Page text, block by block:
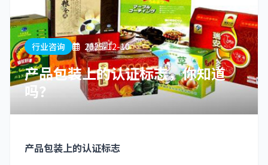
行业咨询 2025-12-10
产品包装上的认证标志，你知道
吗？
产品包装上的认证标志